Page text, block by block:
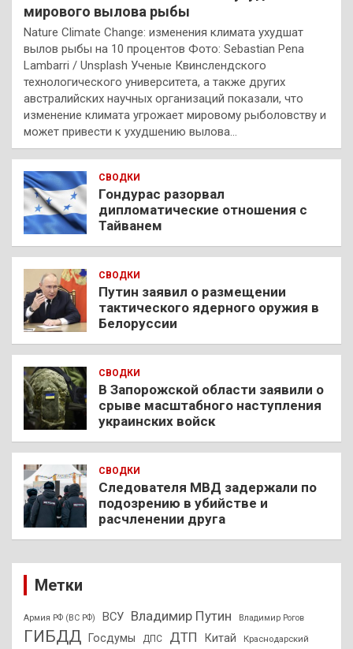
мирового вылова рыбы
Nature Climate Change: изменения климата ухудшат
вылов рыбы на 10 процентов Фото: Sebastian Pena
Lambarri / Unsplash Ученые Квинслендского
технологического университета, а также других
австралийских научных организаций показали, что
изменение климата угрожает мировому рыболовству и
может привести к ухудшению вылова…
СВОДКИ
Гондурас разорвал
дипломатические отношения с
Тайванем
СВОДКИ
Путин заявил о размещении
тактического ядерного оружия в
Белоруссии
СВОДКИ
В Запорожской области заявили о
срыве масштабного наступления
украинских войск
СВОДКИ
Следователя МВД задержали по
подозрению в убийстве и
расчленении друга
Метки
Армия РФ (ВС РФ) ВСУ Владимир Путин Владимир Рогов
ГИБДД Госдумы ДПС ДТП Китай Краснодарский